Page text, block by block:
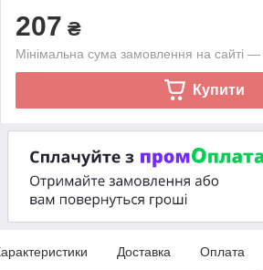
207 ₴
Мінімальна сума замовлення на сайті
Купити
Доставка Оплата